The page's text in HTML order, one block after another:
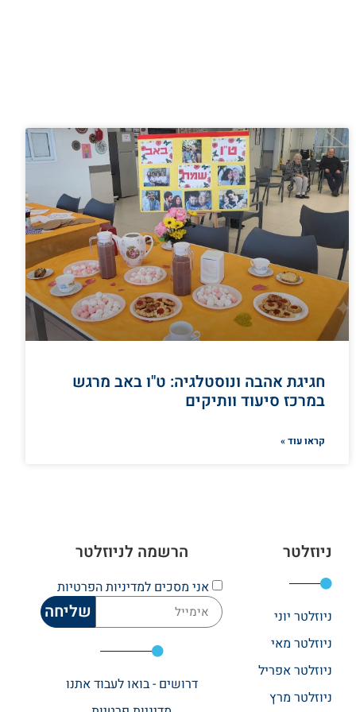
חגיגת אהבה ונוסטלגיה: ט"ו באב מרגש
במרכז סיעוד וותיקים
קראו עוד »
ניוזלטר
ניוזלטר יוני
ניוזלטר מאי
ניוזלטר אפריל
ניוזלטר מרץ
הרשמה לניוזלטר
אני מסכים למדיניות הפרטיות
שליחה
דרושים - בואו לעבוד אתנו